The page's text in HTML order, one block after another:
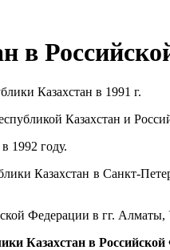
в
Казахстан в 1991 г.
Казахстан и
1992 году.
Казахстан в Санкт-
Федерации в гг. Алматы,
Казахстан в Российской